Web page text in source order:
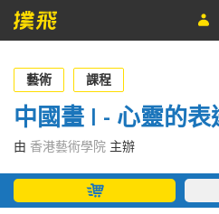
節目
主辦單位
關於撲飛
條款及細則
藝術 課程
中國畫 I - 心靈的
由 香港藝術學院 主辦